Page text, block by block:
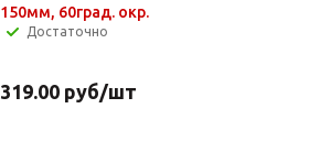
150мм, 60град. окр.
Достаточно
319.00руб/шт